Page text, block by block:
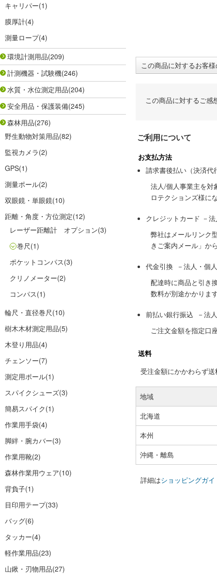
キャリパー(1)
膜厚計(4)
測量ロープ(4)
環境計測用品(209)
計測機器・試験機(246)
水質・水位測定用品(204)
安全用品・保護装備(245)
森林用品(276)
野生動物対策用品(82)
監視カメラ(2)
GPS(1)
測量ポール(2)
双眼鏡・単眼鏡(10)
距離・角度・方位測定(12)
レーザー距離計 オプション(3)
巻尺(1)
ポケットコンパス(3)
クリノメーター(2)
コンパス(1)
輪尺・直径巻尺(10)
樹木木材測定用品(5)
木登り用品(4)
チェンソー(7)
測定用ポール(1)
スパイクシューズ(3)
簡易スパイク(1)
作業用手袋(4)
脚絆・腕カバー(3)
作業用靴(2)
森林作業用ウェア(10)
背負子(1)
目印用テープ(33)
バッグ(6)
タッカー(4)
軽作業用品(23)
山鍬・刃物用品(27)
この商品に対するお客
この商品に対するご感
ご利用について
お支払方法
請求書後払い（決済代
法人/個人事業主を対
ロテクションズ様に
クレジットカード －
弊社はメールリンク
きご案内メール」か
代金引換 －法人・個
配達時に商品と引き
数料が別途かかりま
前払い銀行振込 －法
ご注文金額を指定口
送料
受注金額にかかわらず
地域
北海道
本州
沖縄・離島
詳細はショッピングガイ